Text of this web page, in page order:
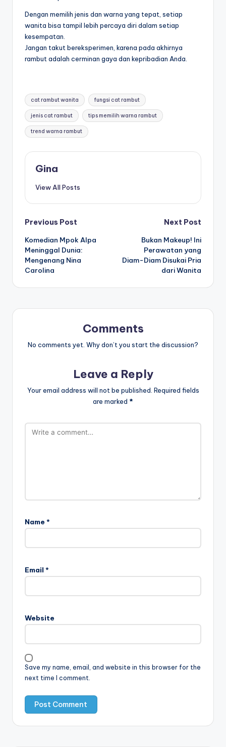
Dengan memilih jenis dan warna yang tepat, setiap
wanita bisa tampil lebih percaya diri dalam setiap
kesempatan.
Jangan takut bereksperimen, karena pada akhirnya
rambut adalah cerminan gaya dan kepribadian Anda.
Tags:
cat rambut wanita fungsi cat rambut
jenis cat rambut tips memilih warna rambut
trend warna rambut
Gina
View All Posts
Post
navigation
Previous Post
Komedian Mpok Alpa
Meninggal Dunia:
Mengenang Nina
Carolina
Next Post
Bukan Makeup! Ini
Perawatan yang
Diam-Diam Disukai Pria
dari Wanita
Comments
No comments yet. Why don’t you start the discussion?
Leave a Reply
Your email address will not be published. Required fields
are marked *
Name *
Email *
Website
Save my name, email, and website in this browser for the
next time I comment.